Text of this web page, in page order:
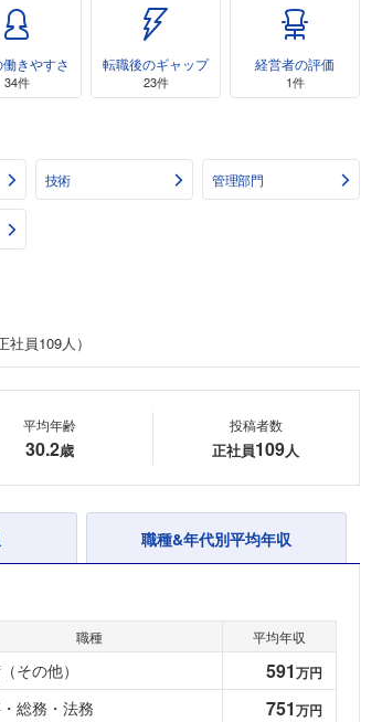
きやすさ
34件
転職後のギャップ
23件
経営者の評価
1件
技術 管理部門
社員109人）
平均年齢
30.2歳
投稿者数
正社員109人
職種&年代別平均年収
職種 平均年収
その他） 591万円
総務・法務 751万円